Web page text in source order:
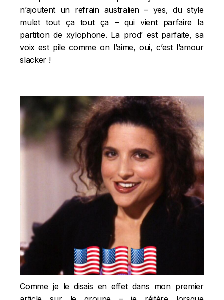
n’ajoutent un refrain australien – yes, du style
mulet tout ça tout ça – qui vient parfaire la
partition de xylophone. La prod’ est parfaite, sa
voix est pile comme on l’aime, oui, c’est l’amour
slacker !
Comme je le disais en effet dans mon premier